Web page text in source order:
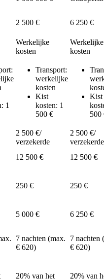
2 500 € 6 250 €
Werkelijke
kosten
Werkelijke
kosten
1
Transport:
werkelijke
kosten
Kist
kosten: 1
500 €
Kist
500
2 500 €/
verzekerde
2 500 €/
verzekerde
12 500 €
12 500 €
250 € 250 €
5 000 €
6 250 €
7 nachten (max.
€ 620)
7 nachten
€ 620)
20% van het
20% van